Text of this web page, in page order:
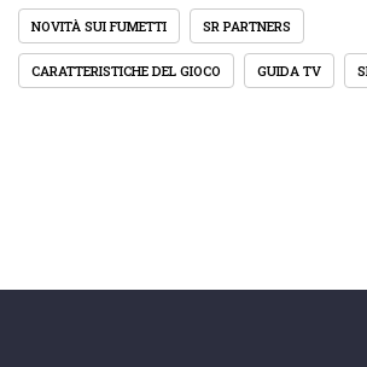
NOVITÀ SUI FUMETTI SR PARTNERS
CARATTERISTICHE DEL GIOCO GUIDA TV